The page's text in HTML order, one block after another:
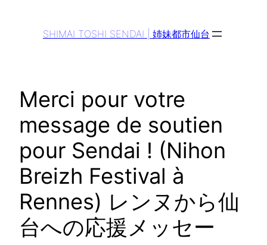
SHIMAI TOSHI SENDAI | 姉妹都市仙台
Merci pour votre
message de soutien
pour Sendai ! (Nihon
Breizh Festival à
Rennes) レンヌから仙
台への応援メッセー